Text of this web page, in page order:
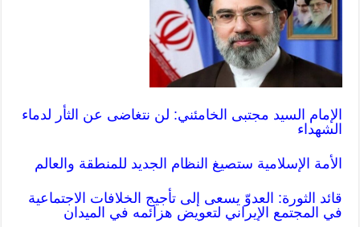
الإمام السيد مجتبى الخامئني: لن نتغاضى عن الثأر لدماء
الشهداء
الأمة الإسلامية ستصيغ النظام الجديد للمنطقة والعالم
قائد الثورة: العدوّ يسعى إلى تأجيج الخلافات الاجتماعية
في المجتمع الإيراني لتعويض هزائمه في الميدان